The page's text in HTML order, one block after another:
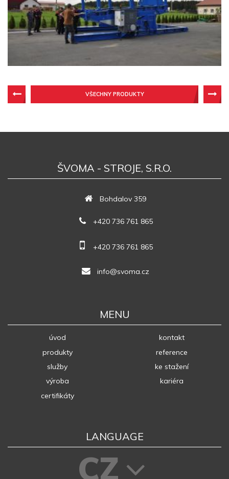
VŠECHNY PRODUKTY
ŠVOMA - STROJE, S.R.O.
Bohdalov 359
+420 736 761 865
+420 736 761 865
info@svoma.cz
MENU
úvod
kontakt
produkty
reference
služby
ke stažení
výroba
kariéra
certifikáty
LANGUAGE
CZ